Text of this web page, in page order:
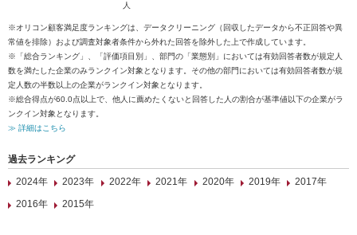
人
※オリコン顧客満足度ランキングは、データクリーニング（回収したデータから不正回答や異
常値を排除）および調査対象者条件から外れた回答を除外した上で作成しています。
※「総合ランキング」、「評価項目別」、部門の「業態別」においては有効回答者数が規定人
数を満たした企業のみランクイン対象となります。その他の部門においては有効回答者数が規
定人数の半数以上の企業がランクイン対象となります。
※総合得点が60.0点以上で、他人に薦めたくないと回答した人の割合が基準値以下の企業がラ
ンクイン対象となります。
≫ 詳細はこちら
過去ランキング
2024年
2023年 2022年 2021年 2020年 2019年
2017年
2016年
2015年